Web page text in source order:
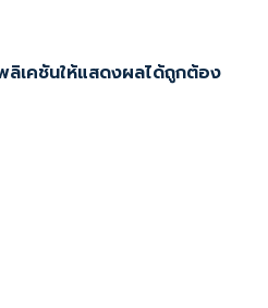
เคชันให้แสดงผลได้ถูกต้อง